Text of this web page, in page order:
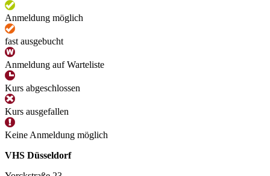
Anmeldung möglich
fast ausgebucht
Anmeldung auf Warteliste
Kurs abgeschlossen
Kurs ausgefallen
Keine Anmeldung möglich
VHS Düsseldorf